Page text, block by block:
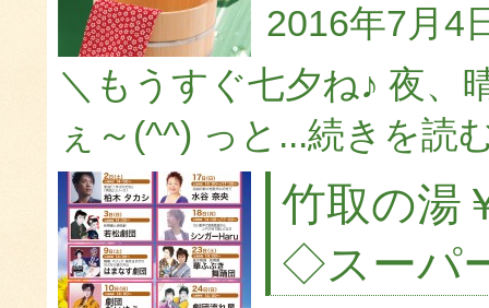
2016年7月4
＼もうすぐ七夕ね♪ 夜、
ぇ～(^^) っと...続きを読
竹取の湯
◇スーパ